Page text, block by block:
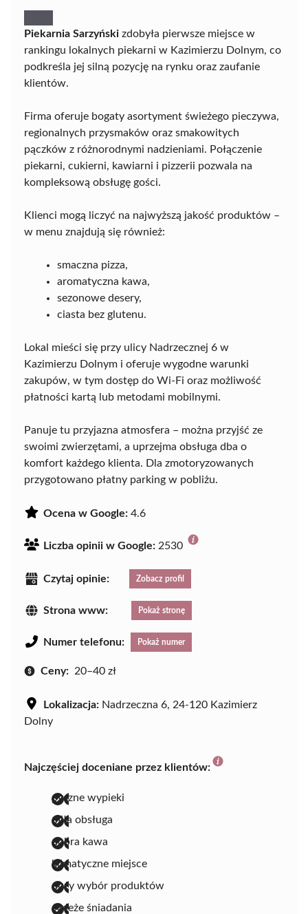
Piekarnia Sarzyński zdobyła pierwsze miejsce w
rankingu lokalnych piekarni w Kazimierzu Dolnym, co
podkreśla jej silną pozycję na rynku oraz zaufanie
klientów.
Firma oferuje bogaty asortyment świeżego pieczywa,
regionalnych przysmaków oraz smakowitych
pączków z różnorodnymi nadzieniami. Połączenie
piekarni, cukierni, kawiarni i pizzerii pozwala na
kompleksową obsługę gości.
Klienci mogą liczyć na najwyższą jakość produktów –
w menu znajdują się również:
smaczna pizza,
aromatyczna kawa,
sezonowe desery,
ciasta bez glutenu.
Lokal mieści się przy ulicy Nadrzecznej 6 w
Kazimierzu Dolnym i oferuje wygodne warunki
zakupów, w tym dostęp do Wi-Fi oraz możliwość
płatności kartą lub metodami mobilnymi.
Panuje tu przyjazna atmosfera – można przyjść ze
swoimi zwierzętami, a uprzejma obsługa dba o
komfort każdego klienta. Dla zmotoryzowanych
przygotowano płatny parking w pobliżu.
Ocena w Google: 4.6
Liczba opinii w Google: 2530
Czytaj opinie: Zobacz profil
Strona www: Pokaż stronę
Numer telefonu: Pokaż numer
Ceny: 20–40 zł
Lokalizacja: Nadrzeczna 6, 24-120 Kazimierz
Dolny
Najczęściej doceniane przez klientów:
pyszne wypieki
miła obsługa
dobra kawa
klimatyczne miejsce
duży wybór produktów
świeże śniadania